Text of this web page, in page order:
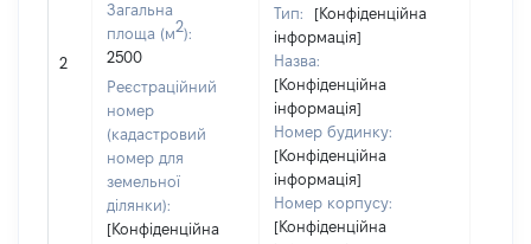
2
Загальна
площа (м2):
2500
Реєстраційний
номер
(кадастровий
номер для
земельної
ділянки):
[Конфіденційна
Тип:
[Конфіденційна
інформація]
Назва:
[Конфіденційна
інформація]
Номер будинку:
[Конфіденційна
інформація]
Номер корпусу:
[Конфіденційна